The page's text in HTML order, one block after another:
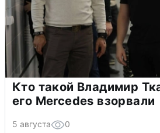
Кто такой Владимир
его Mercedes взорвали
5 августа 0